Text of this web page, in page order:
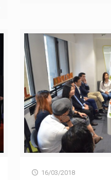
16/03/2018